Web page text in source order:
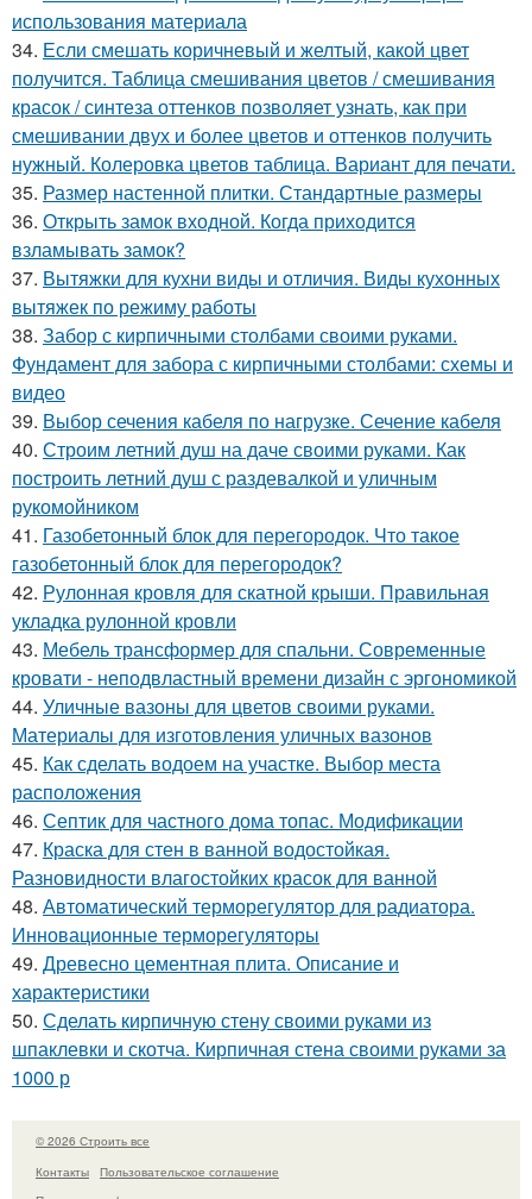
использования материала
34. Если смешать коричневый и желтый, какой цвет
получится. Таблица смешивания цветов / смешивания
красок / синтеза оттенков позволяет узнать, как при
смешивании двух и более цветов и оттенков получить
нужный. Колеровка цветов таблица. Вариант для печати.
35. Размер настенной плитки. Стандартные размеры
36. Открыть замок входной. Когда приходится
взламывать замок?
37. Вытяжки для кухни виды и отличия. Виды кухонных
вытяжек по режиму работы
38. Забор с кирпичными столбами своими руками.
Фундамент для забора с кирпичными столбами: схемы и
видео
39. Выбор сечения кабеля по нагрузке. Сечение кабеля
40. Строим летний душ на даче своими руками. Как
построить летний душ с раздевалкой и уличным
рукомойником
41. Газобетонный блок для перегородок. Что такое
газобетонный блок для перегородок?
42. Рулонная кровля для скатной крыши. Правильная
укладка рулонной кровли
43. Мебель трансформер для спальни. Современные
кровати - неподвластный времени дизайн с эргономикой
44. Уличные вазоны для цветов своими руками.
Материалы для изготовления уличных вазонов
45. Как сделать водоем на участке. Выбор места
расположения
46. Септик для частного дома топас. Модификации
47. Краска для стен в ванной водостойкая.
Разновидности влагостойких красок для ванной
48. Автоматический терморегулятор для радиатора.
Инновационные терморегуляторы
49. Древесно цементная плита. Описание и
характеристики
50. Сделать кирпичную стену своими руками из
шпаклевки и скотча. Кирпичная стена своими руками за
1000 р
© 2026 Строить все
Контакты
Пользовательское соглашение